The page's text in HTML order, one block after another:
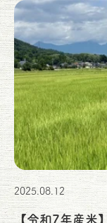
2025.08.12
【令和7年産米